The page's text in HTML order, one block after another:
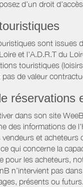
d’un droit
sont issues
et l'A.D.R.T du
touristiques
pas de valeur
réservations
dans son site
des informations de
vendeurs et
qui concerne la
pour les acheteurs,
n’intervient pas
présents ou futurs.